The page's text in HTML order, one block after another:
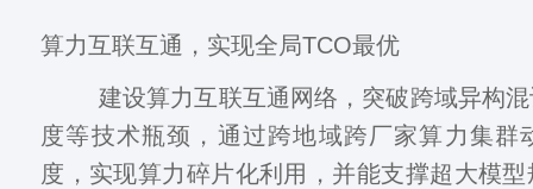
算力互联互通，实现全局TCO最优
建设算力互联互通网络，突破跨域异构混
度等技术瓶颈，通过跨地域跨厂家算力集群
度，实现算力碎片化利用，并能支撑超大模